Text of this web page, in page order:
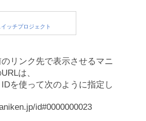
リンク先で表示させるマニ
は、
を使って次のように指定し
id#0000000023